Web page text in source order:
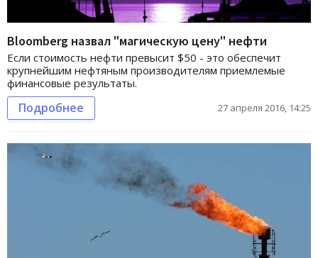
Bloomberg назвал "магическую цену" нефти
Если стоимость нефти превысит $50 - это обеспечит
крупнейшим нефтяным производителям приемлемые
финансовые результаты.
Подробнее 27 апреля 2016, 14:25